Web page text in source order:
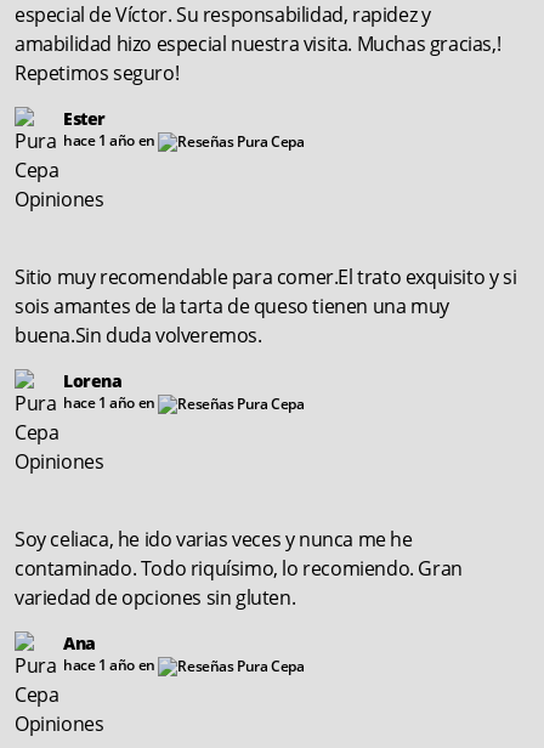
especial de Víctor. Su responsabilidad, rapidez y
amabilidad hizo especial nuestra visita. Muchas gracias,!
Repetimos seguro!
Ester
hace 1 año en
Sitio muy recomendable para comer.El trato exquisito y si
sois amantes de la tarta de queso tienen una muy
buena.Sin duda volveremos.
Lorena
hace 1 año en
Soy celiaca, he ido varias veces y nunca me he
contaminado. Todo riquísimo, lo recomiendo. Gran
variedad de opciones sin gluten.
Ana
hace 1 año en